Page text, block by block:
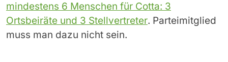
mindestens 6 Menschen für Cotta: 3
Ortsbeiräte und 3 Stellvertreter. Parteimitglied
muss man dazu nicht sein.